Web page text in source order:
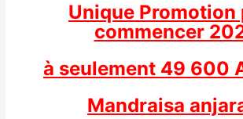
Unique Promotion
commencer
à seulement 49 600
Mandraisa